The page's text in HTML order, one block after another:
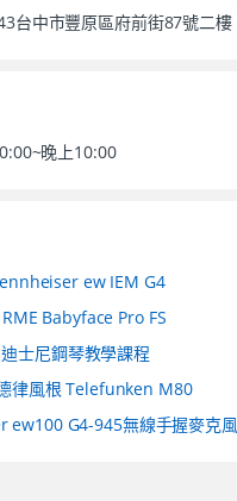
台中市豐原區府前街87號二樓
晚上10:00
ew IEM G4
Babyface Pro FS
士尼鋼琴教學課程
律風根 Telefunken M80
ew100 G4-945無線手握麥克風